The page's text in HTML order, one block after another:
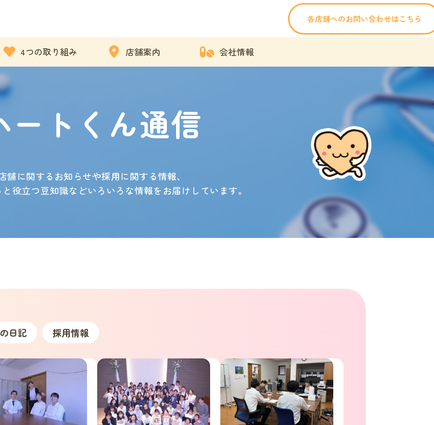
各店舗へのお問い合わせはこちら
4つの取り組み 店舗案内 会社情報
ートくん通信
舗に関するお知らせや採用に関する情報、
役立つ豆知識などいろいろな情報をお届けしています。
日記 採用情報